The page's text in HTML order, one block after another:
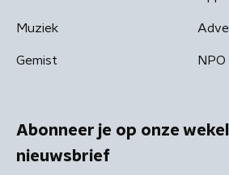
Muziek
Gemist NPO
Abonneer je op onze
nieuwsbrief